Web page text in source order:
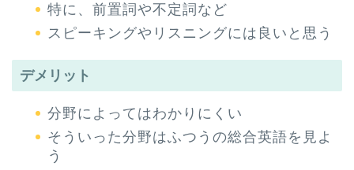
特に、前置詞や不定詞など
スピーキングやリスニングには良いと思う
デメリット
分野によってはわかりにくい
そういった分野はふつうの総合英語を見よ
う